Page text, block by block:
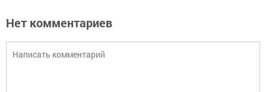
Нет комментариев